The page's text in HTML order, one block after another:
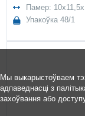
Памер:
Упакоўка 48/1
Мы выкарыстоўваем
адпаведнасці з
захоўвання або